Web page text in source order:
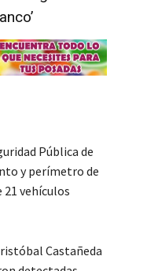
Pública de
y perímetro de
21 vehículos
Castañeda